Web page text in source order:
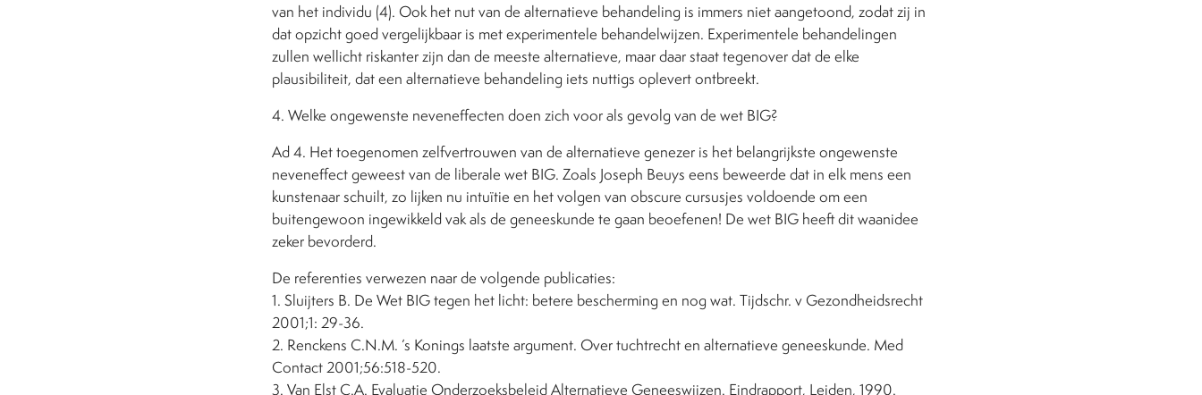
van het individu (4). Ook het nut van de alternatieve behandeling is immers niet aangetoond, zodat zij in
dat opzicht goed vergelijkbaar is met experimentele behandelwijzen. Experimentele behandelingen
zullen wellicht riskanter zijn dan de meeste alternatieve, maar daar staat tegenover dat de elke
plausibiliteit, dat een alternatieve behandeling iets nuttigs oplevert ontbreekt.
4. Welke ongewenste neveneffecten doen zich voor als gevolg van de wet BIG?
Ad 4. Het toegenomen zelfvertrouwen van de alternatieve genezer is het belangrijkste ongewenste
neveneffect geweest van de liberale wet BIG. Zoals Joseph Beuys eens beweerde dat in elk mens een
kunstenaar schuilt, zo lijken nu intuïtie en het volgen van obscure cursusjes voldoende om een
buitengewoon ingewikkeld vak als de geneeskunde te gaan beoefenen! De wet BIG heeft dit waanidee
zeker bevorderd.
De referenties verwezen naar de volgende publicaties:
1. Sluijters B. De Wet BIG tegen het licht: betere bescherming en nog wat. Tijdschr. v Gezondheidsrecht
2001;1: 29-36.
2. Renckens C.N.M. ’s Konings laatste argument. Over tuchtrecht en alternatieve geneeskunde. Med
Contact 2001;56:518-520.
3. Van Elst C.A. Evaluatie Onderzoeksbeleid Alternatieve Geneeswijzen. Eindrapport, Leiden, 1990.